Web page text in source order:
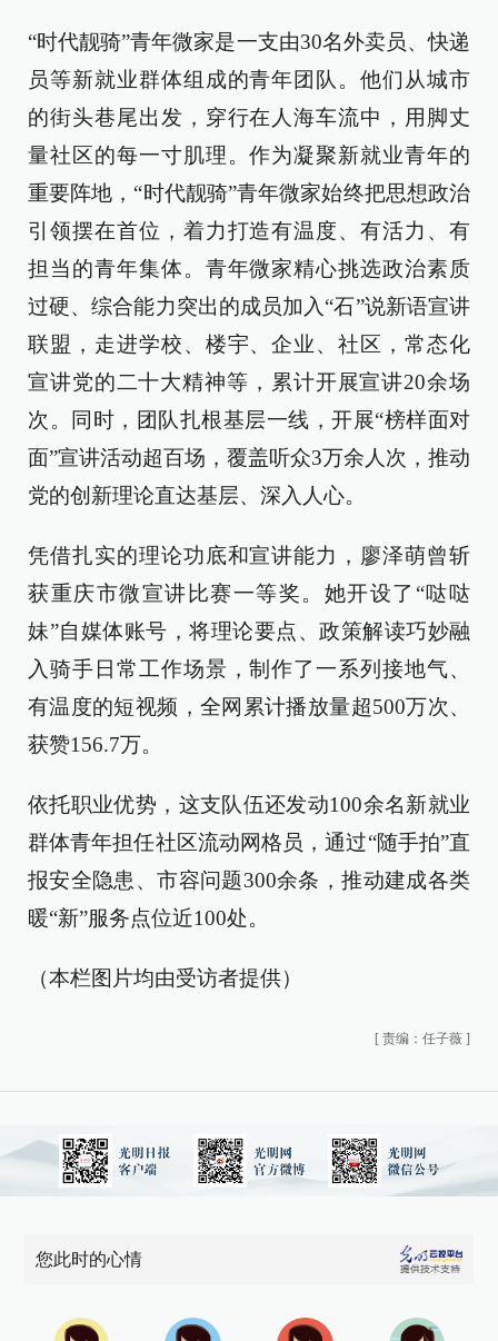
“时代靓骑”青年微家是一支由30名外卖员、快递
员等新就业群体组成的青年团队。他们从城市
的街头巷尾出发，穿行在人海车流中，用脚丈
量社区的每一寸肌理。作为凝聚新就业青年的
重要阵地，“时代靓骑”青年微家始终把思想政治
引领摆在首位，着力打造有温度、有活力、有
担当的青年集体。青年微家精心挑选政治素质
过硬、综合能力突出的成员加入“石”说新语宣讲
联盟，走进学校、楼宇、企业、社区，常态化
宣讲党的二十大精神等，累计开展宣讲20余场
次。同时，团队扎根基层一线，开展“榜样面对
面”宣讲活动超百场，覆盖听众3万余人次，推动
党的创新理论直达基层、深入人心。
凭借扎实的理论功底和宣讲能力，廖泽萌曾斩
获重庆市微宣讲比赛一等奖。她开设了“哒哒
妹”自媒体账号，将理论要点、政策解读巧妙融
入骑手日常工作场景，制作了一系列接地气、
有温度的短视频，全网累计播放量超500万次、
获赞156.7万。
依托职业优势，这支队伍还发动100余名新就业
群体青年担任社区流动网格员，通过“随手拍”直
报安全隐患、市容问题300余条，推动建成各类
暖“新”服务点位近100处。
（本栏图片均由受访者提供）
[ 责编：任子薇 ]
您此时的心情